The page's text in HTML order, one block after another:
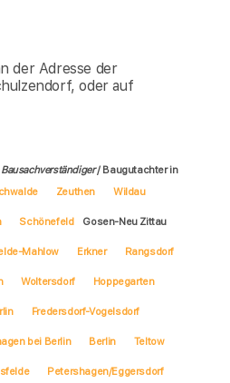
der Adresse der
oder auf
Bausachverständiger/ Baugutachter in
Zeuthen Wildau
Schönefeld Gosen-Neu Zittau
Mahlow Erkner Rangsdorf
Woltersdorf Hoppegarten
Fredersdorf-Vogelsdorf
bei Berlin Berlin Teltow
Petershagen/Eggersdorf